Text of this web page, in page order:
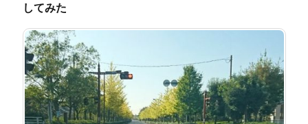
してみた